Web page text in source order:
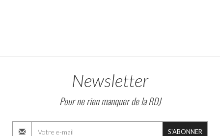
Newsletter
Pour ne rien manquer de la RDJ
S'ABONNER